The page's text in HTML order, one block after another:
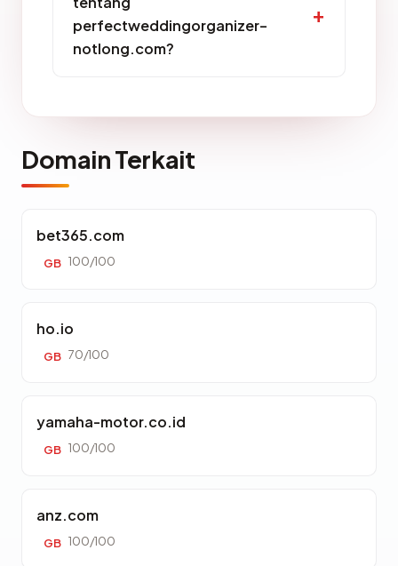
perfectweddingorganizer-
notlong.com?
Domain Terkait
bet365.com
GB 100/100
ho.io
GB 70/100
yamaha-motor.co.id
GB 100/100
anz.com
GB 100/100